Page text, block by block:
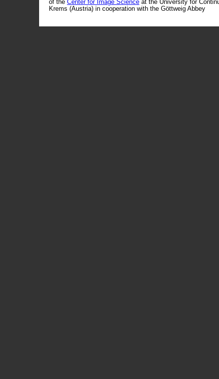
of the Center for Image Science at the University for
Krems (Austria) in cooperation with the Göttweig Abbey